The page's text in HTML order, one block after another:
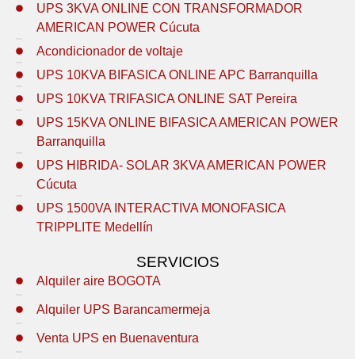
UPS 3KVA ONLINE CON TRANSFORMADOR
AMERICAN POWER Cúcuta
Acondicionador de voltaje
UPS 10KVA BIFASICA ONLINE APC Barranquilla
UPS 10KVA TRIFASICA ONLINE SAT Pereira
UPS 15KVA ONLINE BIFASICA AMERICAN POWER
Barranquilla
UPS HIBRIDA- SOLAR 3KVA AMERICAN POWER
Cúcuta
UPS 1500VA INTERACTIVA MONOFASICA
TRIPPLITE Medellín
SERVICIOS
Alquiler aire BOGOTA
Alquiler UPS Barancamermeja
Venta UPS en Buenaventura